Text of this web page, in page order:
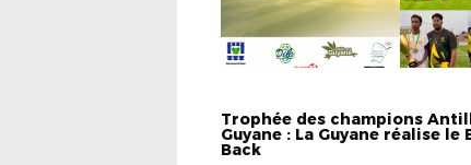
Trophée des champions
Guyane : La Guyane réalise le
Back